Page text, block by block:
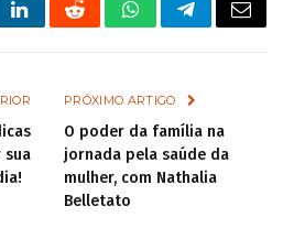
LinkedInRedditWhatsAppTelegramEmail
sua
PRÓXIMO ARTIGO
O poder da família na
jornada pela saúde da
mulher, com Nathalia
Belletato